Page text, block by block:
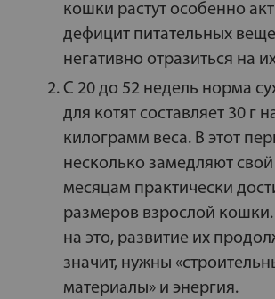
кошки растут особенно
дефицит питательных
негативно отразиться на
С 20 до 52 недель норма
для котят составляет 30 г
килограмм веса. В этот
несколько замедляют свой
месяцам практически
размеров взрослой
на это, развитие их
значит, нужны
материалы» и энергия.